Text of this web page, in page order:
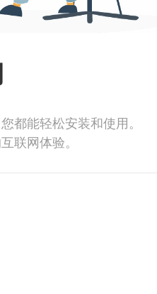
都能轻松安装和使用。
联网体验。